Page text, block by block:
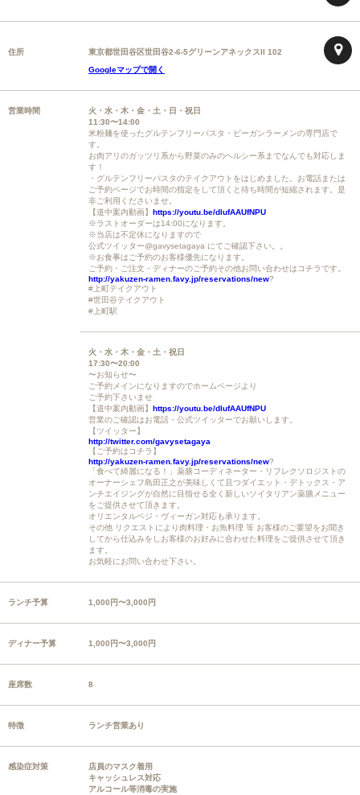
住所
東京都世田谷区世田谷2-6-5グリーンアネックスII 102
Googleマップで開く
営業時間
火・水・木・金・土・日・祝日
11:30〜14:00
米粉麺を使ったグルテンフリーパスタ・ビーガンラーメンの専門店で
す。
お肉アリのガッツリ系から野菜のみのヘルシー系までなんでも対応しま
す！
・グルテンフリーパスタのテイクアウトをはじめました。お電話または
ご予約ページでお時間の指定をして頂くと待ち時間が短縮されます。是
非ご利用くださいませ。
【道中案内動画】 https://youtu.be/dlufAAUfNPU
※ラストオーダーは14:00になります。
※当店は不定休になりますので
公式ツイッター@gavysetagaya にてご確認下さい。。
※お食事はご予約のお客様優先になります。
ご予約・ご注文・ディナーのご予約その他お問い合わせはコチラです。
http://yakuzen-ramen.favy.jp/reservations/new?
#上町テイクアウト
#世田谷テイクアウト
#上町駅
火・水・木・金・土・祝日
17:30〜20:00
〜お知らせ〜
ご予約メインになりますのでホームページより
ご予約下さいませ
【道中案内動画】 https://youtu.be/dlufAAUfNPU
営業のご確認はお電話・公式ツイッターでお願いします。
【ツイッター】
http://twitter.com/gavysetagaya
【ご予約はコチラ】
http://yakuzen-ramen.favy.jp/reservations/new?
「食べて綺麗になる！」薬膳コーディネーター・リフレクソロジストの
オーナーシェフ島田正之が美味しくて且つダイエット・デトックス・ア
ンチエイジングが自然に目指せる全く新しいソイタリアン薬膳メニュー
をご提供させて頂きます。
オリエンタルベジ・ヴィーガン対応も承ります。
その他 リクエストにより肉料理・お魚料理 等 お客様のご要望をお聞き
してから仕込みをしお客様のお好みに合わせた料理をご提供させて頂き
ます。
お気軽にお問い合わせ下さい。
ランチ予算 1,000円〜3,000円
ディナー予算 1,000円〜3,000円
座席数 8
特徴 ランチ営業あり
感染症対策
店員のマスク着用
キャッシュレス対応
アルコール等消毒の実施